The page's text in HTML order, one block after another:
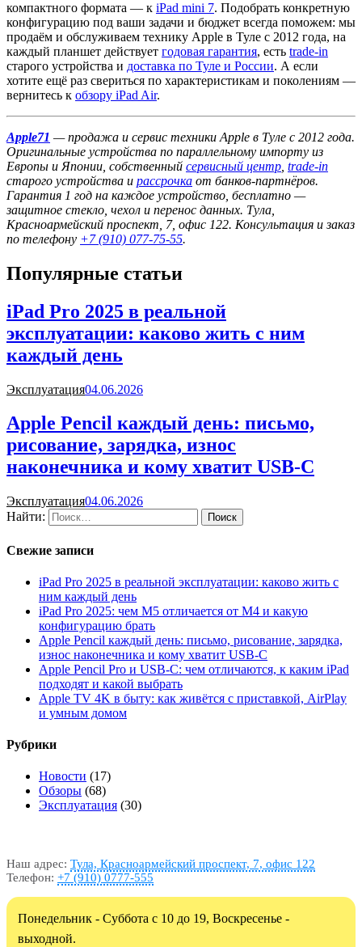
компактного формата — к iPad mini 7. Подобрать конкретную
конфигурацию под ваши задачи и бюджет всегда поможем: мы
продаём и обслуживаем технику Apple в Туле с 2012 года, на
каждый планшет действует годовая гарантия, есть trade-in
старого устройства и доставка по Туле и России. А если
хотите ещё раз свериться по характеристикам и поколениям —
вернитесь к обзору iPad Air.
Apple71 — продажа и сервис техники Apple в Туле с 2012 года.
Оригинальные устройства по параллельному импорту из
Европы и Японии, собственный сервисный центр trade-in
старого устройства и рассрочка от банков-партнёров.
Гарантия 1 год на каждое устройство, бесплатно —
защитное стекло, чехол и перенос данных. Тула,
Красноармейский проспект, 7, офис 122. Консультация и заказ
по телефону +7 (910) 077-75-55.
Популярные статьи
iPad Pro 2025 в реальной
эксплуатации: каково жить с ним
каждый день
Эксплуатация04.06.2026
Apple Pencil каждый день: письмо,
рисование, зарядка, износ
наконечника и кому хватит USB-C
Эксплуатация04.06.2026
Найти:
Свежие записи
iPad Pro 2025 в реальной эксплуатации: каково жить с
ним каждый день
iPad Pro 2025: чем M5 отличается от M4 и какую
конфигурацию брать
Apple Pencil каждый день: письмо, рисование, зарядка,
износ наконечника и кому хватит USB-C
Apple Pencil Pro и USB-C: чем отличаются, к каким iPad
подходят и какой выбрать
Apple TV 4K в быту: как живётся с приставкой, AirPlay
и умным домом
Рубрики
Новости (17)
Обзоры (68)
Эксплуатация (30)
Наш адрес: Тула, Красноармейский проспект, 7, офис 122
Телефон: +7 (910) 0777-555
Понедельник - Суббота с 10 до 19, Воскресенье -
выходной.